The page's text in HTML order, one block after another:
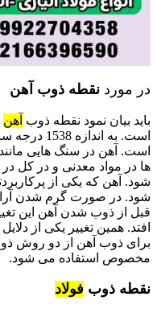
در مورد نقطه ذوب آهن
باید بیان نمود نقطه ذوب آهن
است. آهن در سنگ هایی
ها در مواد معدنی و در کل
شود. آهن که یکی از
شود. در صورت گرم شدن
قبل از ذوب شدن آهن این
افتد. همین تغییر یکی از
برای ذوب آهن از دو روش
مخصوص استفاده می شود.
نقطه ذوب فولاد